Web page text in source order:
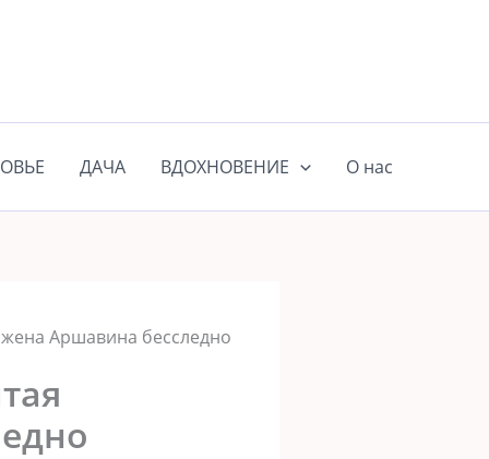
ДАЧА ВДОХНОВЕНИЕ О нас
Аршавина бесследно